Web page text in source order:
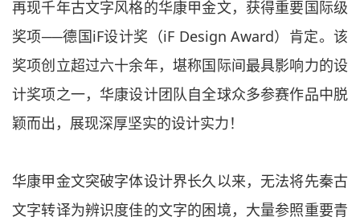
再现千年古文字风格的华康甲金文，获得重要国际级
奖项──德国iF设计奖（iF Design Award）肯定。该
奖项创立超过六十余年，堪称国际间最具影响力的设
计奖项之一，华康设计团队自全球众多参赛作品中脱
颖而出，展现深厚坚实的设计实力！
华康甲金文突破字体设计界长久以来，无法将先秦古
文字转译为辨识度佳的文字的困境，大量参照重要青